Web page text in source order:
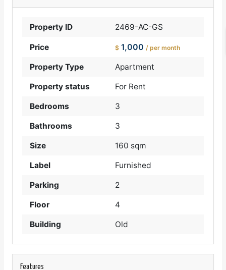
Property ID 2469-AC-GS
Price $ 1,000 / per month
Property Type Apartment
Property status For Rent
Bedrooms 3
Bathrooms 3
Size 160 sqm
Label Furnished
Parking 2
Floor 4
Building Old
Features